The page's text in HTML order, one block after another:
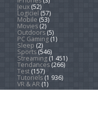
Jeux(52)
Logiciel (57)
Mobile (53)
Movies(2)
Outdoors(5)
PC Gaming(1)
Sleep (2)
Sports(546)
Streaming(1 451)
Tendances(266)
Test(157)
Tutoriels(1 936)
VR & AR(1)